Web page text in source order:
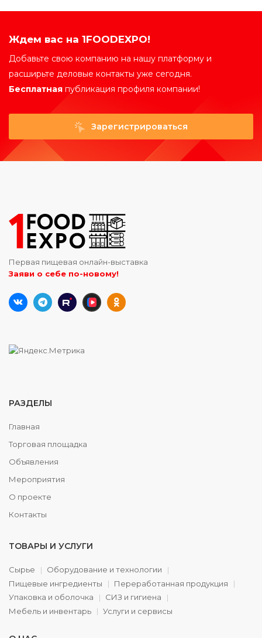
Ждем вас на 1FOODEXPO!
Добавьте свою компанию на нашу платформу и
расширьте деловые контакты уже сегодня.
Бесплатная публикация профиля компании!
Зарегистрироваться
Первая пищевая онлайн-выставка
Заяви о себе по-новому!
РАЗДЕЛЫ
Главная
Торговая площадка
Объявления
Мероприятия
О проекте
Контакты
ТОВАРЫ И УСЛУГИ
Сырье
Оборудование и технологии
Пищевые ингредиенты
Переработанная продукция
Упаковка и оболочка
СИЗ и гигиена
Мебель и инвентарь
Услуги и сервисы